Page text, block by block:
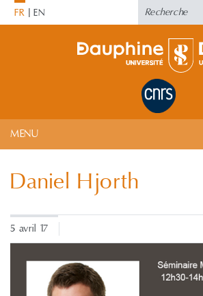
FR EN
MENU
Daniel Hjorth
5 avril 17